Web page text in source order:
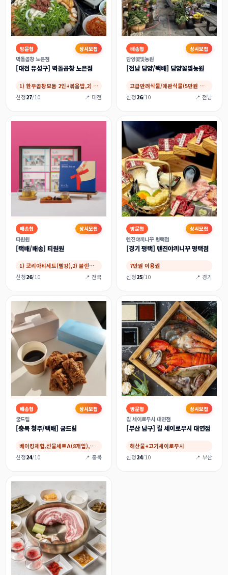
방문형
상시모집
벽돌곱창 노은점
[대전 유성구] 벽돌곱창 노은점
1) 한우곱창모둠 2인+볶음밥,2) 한우곱창…
신청27/10 📍 대전
배송형
상시모집
담양꽃빛농원
[전남 담양/택배] 담양꽃빛농원
고급반려식물/애완식물(5만원 이용권)
신청26/10 📍 전남
배송형
상시모집
티원원
[택배/배송] 티원원
1) 코리아티세트(빨강),2) 블렌디드티세트…
신청26/10 📍 전국
방문형
상시모집
텐진야끼니꾸 평택점
[경기 평택] 텐진야끼니꾸 평택점
7만원 이용권
신청25/10 📍 경기
배송형
상시모집
굼드림
[충북 청주/택배] 굼드림
베이킹체험,선물세트A(8개입),베이킹밀키트
신청24/10 📍 충북
방문형
상시모집
길 세이로무시 대연점
[부산 남구] 길 세이로무시 대연점
해산물+고기세이로무시
신청24/10 📍 부산